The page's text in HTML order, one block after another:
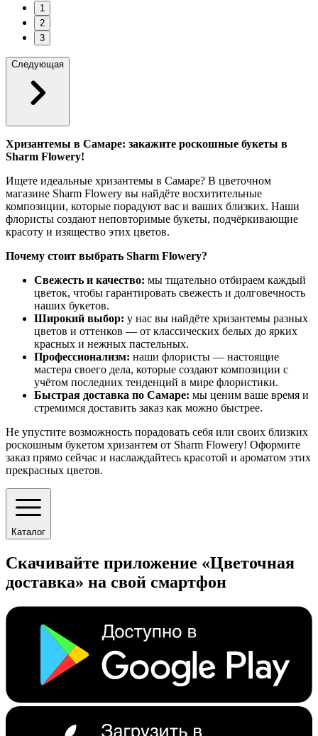
1
2
3
Следующая
Хризантемы в Самаре: закажите роскошные букеты в
Sharm Flowery!
Ищете идеальные хризантемы в Самаре? В цветочном
магазине Sharm Flowery вы найдёте восхитительные
композиции, которые порадуют вас и ваших близких. Наши
флористы создают неповторимые букеты, подчёркивающие
красоту и изящество этих цветов.
Почему стоит выбрать Sharm Flowery?
Свежесть и качество: мы тщательно отбираем каждый
цветок, чтобы гарантировать свежесть и долговечность
наших букетов.
Широкий выбор: у нас вы найдёте хризантемы разных
цветов и оттенков — от классических белых до ярких
красных и нежных пастельных.
Профессионализм: наши флористы — настоящие
мастера своего дела, которые создают композиции с
учётом последних тенденций в мире флористики.
Быстрая доставка по Самаре: мы ценим ваше время и
стремимся доставить заказ как можно быстрее.
Не упустите возможность порадовать себя или своих близких
роскошным букетом хризантем от Sharm Flowery! Оформите
заказ прямо сейчас и наслаждайтесь красотой и ароматом этих
прекрасных цветов.
Каталог
Скачивайте приложение «Цветочная
доставка» на свой смартфон